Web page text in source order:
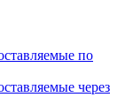
по
через